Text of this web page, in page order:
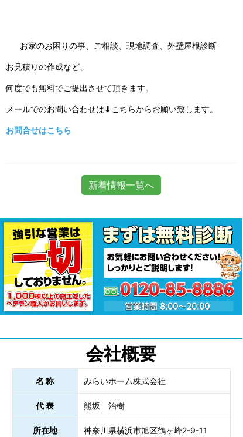
お家のお困りの事、ご相談、現地調査、外壁屋根診断
お見積りの作成など、
何度でも無料でご提出させて頂きます。
メールでのお問い合わせは⬇こちらからお願い致します。
お問合せはこちら
新着情報一覧へ
会社概要
名 称 みらいホーム株式会社
代 表 熊坂 治樹
所在地 神奈川県横浜市旭区鶴ヶ峰2-9-11